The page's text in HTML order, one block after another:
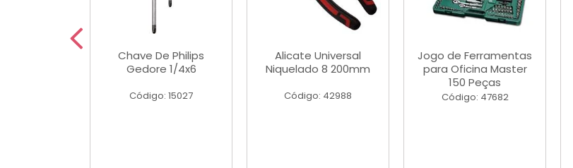
Chave De Philips
Gedore 1/4x6
Código: 15027
Alicate Universal
Niquelado 8 200mm
Código: 42988
Jogo de Ferramentas
para Oficina Master
150 Peças
Código: 47682